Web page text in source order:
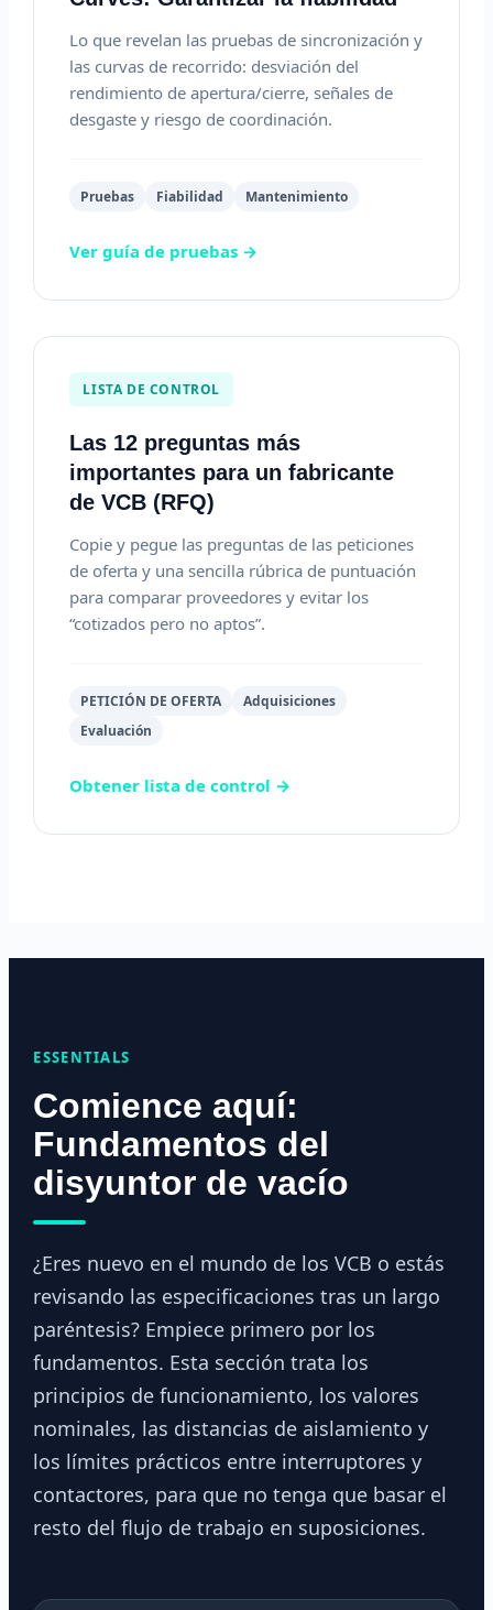
Lo que revelan las pruebas de sincronización y
las curvas de recorrido: desviación del
rendimiento de apertura/cierre, señales de
desgaste y riesgo de coordinación.
Pruebas Fiabilidad Mantenimiento
Ver guía de pruebas →
LISTA DE CONTROL
Las 12 preguntas más
importantes para un fabricante
de VCB (RFQ)
Copie y pegue las preguntas de las peticiones
de oferta y una sencilla rúbrica de puntuación
para comparar proveedores y evitar los
“cotizados pero no aptos”.
PETICIÓN DE OFERTA
Adquisiciones
Evaluación
Obtener lista de control →
ESSENTIALS
Comience aquí:
Fundamentos del
disyuntor de vacío
¿Eres nuevo en el mundo de los VCB o estás
revisando las especificaciones tras un largo
paréntesis? Empiece primero por los
fundamentos. Esta sección trata los
principios de funcionamiento, los valores
nominales, las distancias de aislamiento y
los límites prácticos entre interruptores y
contactores, para que no tenga que basar el
resto del flujo de trabajo en suposiciones.